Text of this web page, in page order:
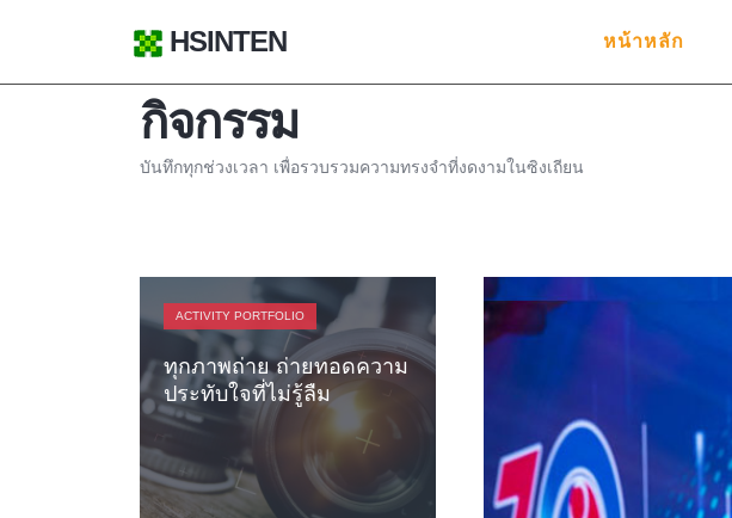
HSINTEN หน้าหลัก
กิจกรรม
บันทึกทุกช่วงเวลา เพื่อรวบรวมความทรงจำที่งดงามในซิงเถียน
ACTIVITY PORTFOLIO
ทุกภาพถ่าย ถ่ายทอดความ
ประทับใจที่ไม่รู้ลืม